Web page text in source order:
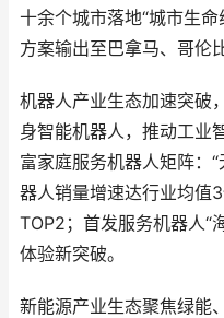
十余个城市落地“城市生
方案输出至巴拿马、哥伦
机器人产业生态加速突破
身智能机器人，推动工业
富家庭服务机器人矩阵：
器人销量增速达行业均值
TOP2；首发服务机器人“
体验新突破。
新能源产业生态聚焦绿能